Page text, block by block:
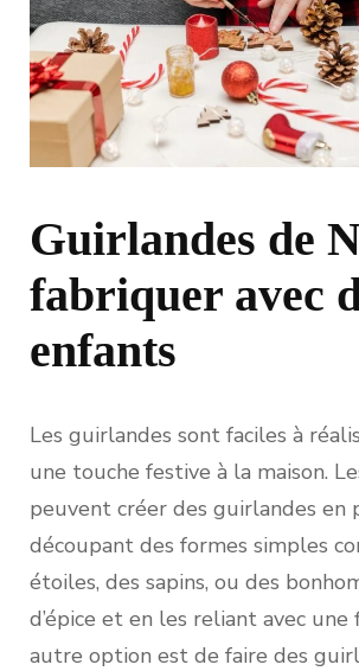
Guirlandes de
fabriquer avec
enfants
Les guirlandes sont faciles à
une touche festive à la maison.
peuvent créer des guirlandes en
découpant des formes simples
étoiles, des sapins, ou des
d’épice et en les reliant avec une
autre option est de faire des